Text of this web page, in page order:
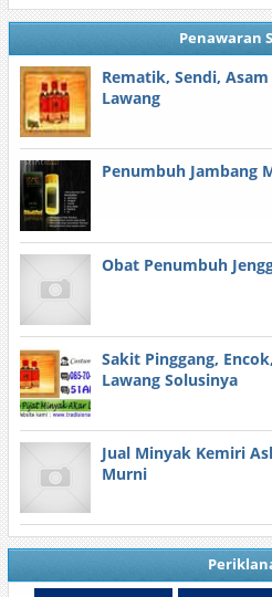
Penawaran
Rematik, Sendi,
Lawang
Penumbuh Jambang
Obat Penumbuh
Sakit Pinggang,
Lawang Solusinya
Jual Minyak Kemiri
Murni